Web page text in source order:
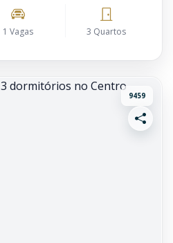
1 Vagas 3 Quartos
9459